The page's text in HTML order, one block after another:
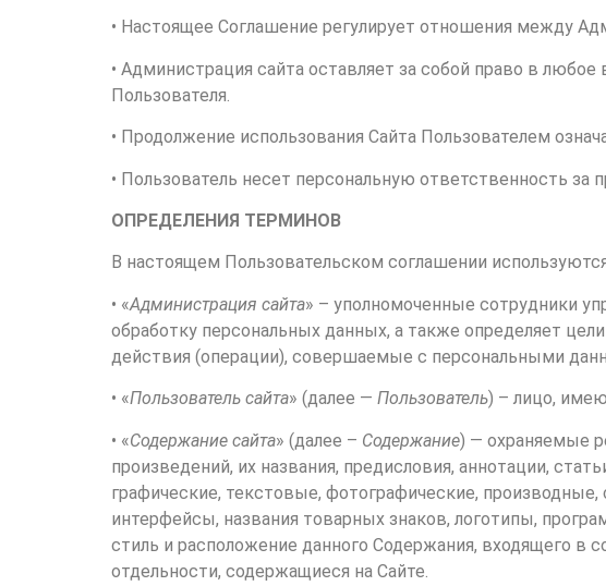
• Настоящее Соглашение регулирует отношения между
• Администрация сайта оставляет за собой право в
Пользователя.
• Продолжение использования Сайта Пользователем
• Пользователь несет персональную ответственность за
ОПРЕДЕЛЕНИЯ ТЕРМИНОВ
В настоящем Пользовательском соглашении
• «Администрация сайта» – уполномоченные сотрудники
обработку персональных данных, а также определяет
действия (операции), совершаемые с персональными
• «Пользователь сайта» (далее — Пользователь) – лицо,
• «Содержание сайта» (далее – Содержание) — охраняемые
произведений, их названия, предисловия, аннотации,
графические, текстовые, фотографические,
интерфейсы, названия товарных знаков, логотипы,
стиль и расположение данного Содержания, входящего в
отдельности, содержащиеся на Сайте.